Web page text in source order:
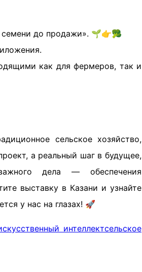
семени до продажи». 🌱👉🥦
как для фермеров, так и
сельское хозяйство,
а реальный шаг в будущее,
дела — обеспечения
выставку в Казани и узнайте
у нас на глазах! 🚀
интеллектсельское